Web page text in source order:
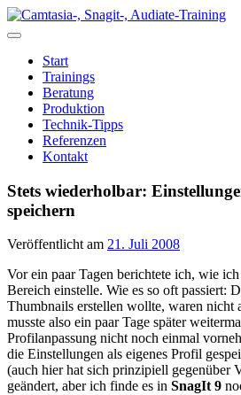
Zum
Inhalt
Start
Trainings
Beratung
Produktion
Technik-Tipps
Referenzen
Kontakt
Stets wiederholbar:
speichern
Veröffentlicht am 21. Juli 2008
Vor ein paar Tagen berichtete ich, wie
Bereich einstelle. Wie es so oft passiert:
Thumbnails erstellen wollte, waren nicht
musste also ein paar Tage später
Profilanpassung nicht noch einmal
die Einstellungen als eigenes Profil
(auch hier hat sich prinzipiell gegenüber
geändert, aber ich finde es in SnagIt 9